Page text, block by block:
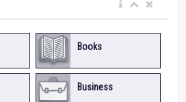
Books
Business